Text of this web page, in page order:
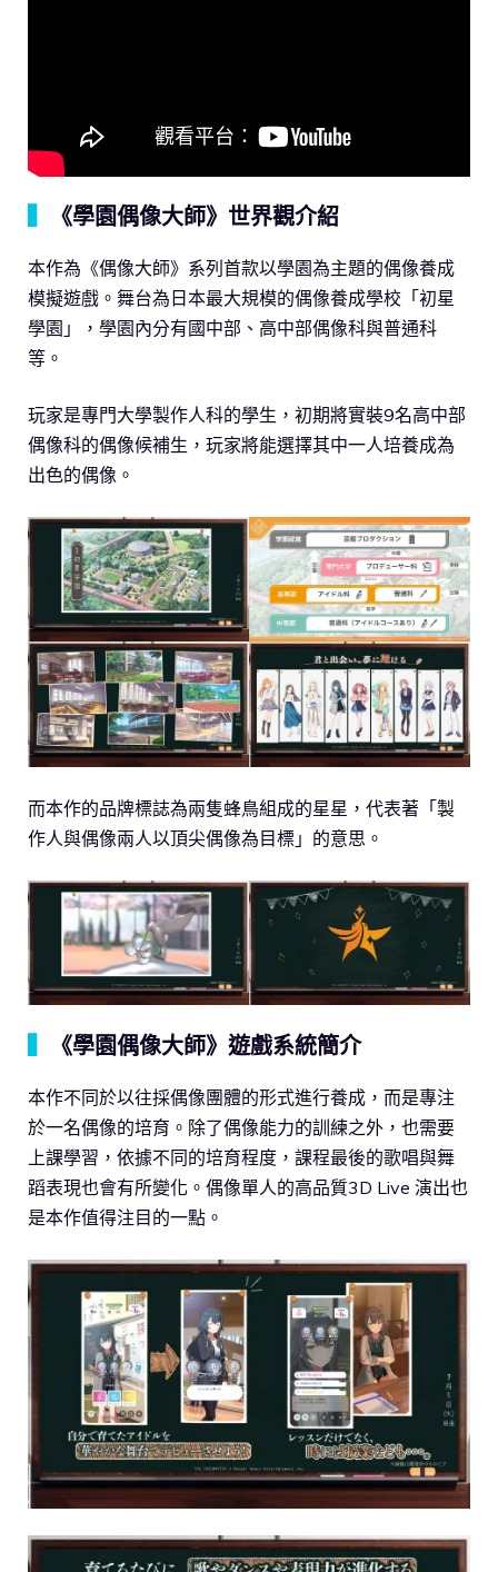
《學園偶像大師》世界觀介紹
本作為《偶像大師》系列首款以學園為主題的偶像養成
模擬遊戲。舞台為日本最大規模的偶像養成學校「初星
學園」，學園內分有國中部、高中部偶像科與普通科
等。
玩家是專門大學製作人科的學生，初期將實裝9名高中部
偶像科的偶像候補生，玩家將能選擇其中一人培養成為
出色的偶像。
而本作的品牌標誌為兩隻蜂鳥組成的星星，代表著「製
作人與偶像兩人以頂尖偶像為目標」的意思。
《學園偶像大師》遊戲系統簡介
本作不同於以往採偶像團體的形式進行養成，而是專注
於一名偶像的培育。除了偶像能力的訓練之外，也需要
上課學習，依據不同的培育程度，課程最後的歌唱與舞
蹈表現也會有所變化。偶像單人的高品質3D Live 演出也
是本作值得注目的一點。